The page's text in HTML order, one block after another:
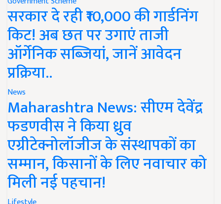
सरकार दे रही ₹10,000 की गार्डनिंग
किट! अब छत पर उगाएं ताजी
ऑर्गेनिक सब्जियां, जानें आवेदन
प्रक्रिया..
News
Maharashtra News: सीएम देवेंद्र
फडणवीस ने किया ध्रुव
एग्रीटेक्नोलॉजीज के संस्थापकों का
सम्मान, किसानों के लिए नवाचार को
मिली नई पहचान!